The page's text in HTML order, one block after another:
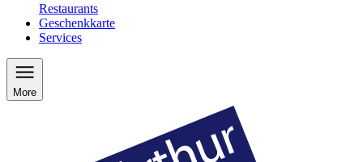
Restaurants
Geschenkkarte
Services
More